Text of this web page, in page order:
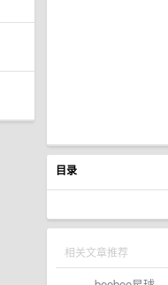
目录
相关文章推荐